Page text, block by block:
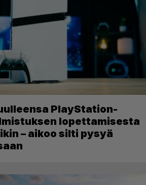
PlayStation-
lopettamisesta
– aikoo silti pysyä